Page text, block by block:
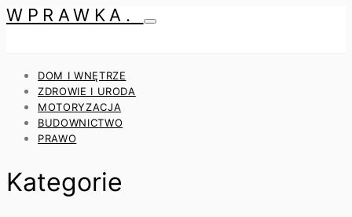
WPRAWKA.
DOM I WNĘTRZE
ZDROWIE I URODA
MOTORYZACJA
BUDOWNICTWO
PRAWO
Kategorie